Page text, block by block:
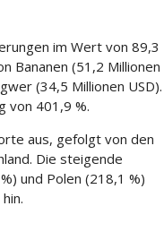
im Wert von 89,3
Bananen (51,2 Millionen
(34,5 Millionen USD).
von 401,9 %.
aus, gefolgt von den
Die steigende
und Polen (218,1 %)